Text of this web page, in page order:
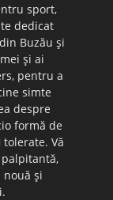
sport,
dedicat
Buzău şi
şi ai
pentru a
simte
despre
formă de
Vă
nouă şi